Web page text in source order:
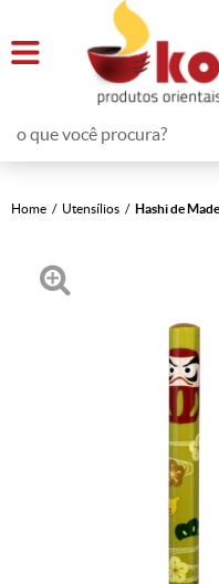
Home Utensílios Hashi de